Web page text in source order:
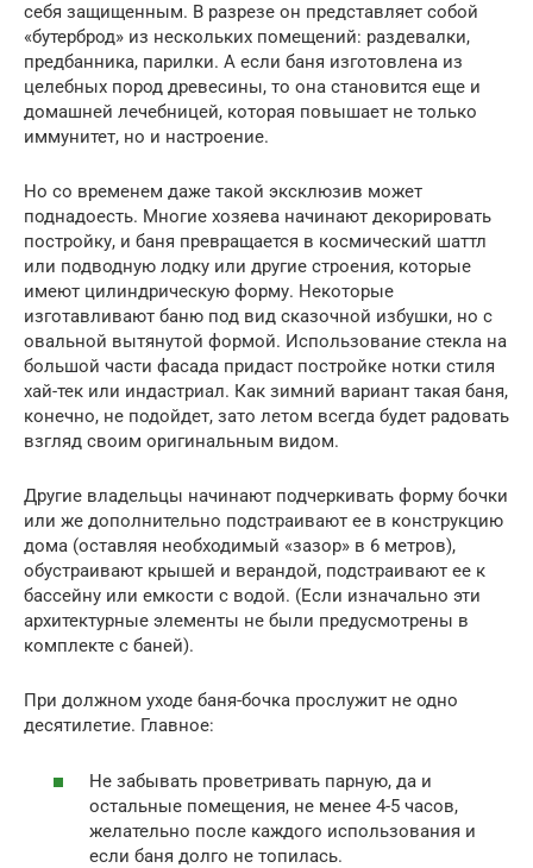
себя защищенным. В разрезе он представляет собой
«бутерброд» из нескольких помещений: раздевалки,
предбанника, парилки. А если баня изготовлена из
целебных пород древесины, то она становится еще и
домашней лечебницей, которая повышает не только
иммунитет, но и настроение.
Но со временем даже такой эксклюзив может
поднадоесть. Многие хозяева начинают декорировать
постройку, и баня превращается в космический шаттл
или подводную лодку или другие строения, которые
имеют цилиндрическую форму. Некоторые
изготавливают баню под вид сказочной избушки, но с
овальной вытянутой формой. Использование стекла на
большой части фасада придаст постройке нотки стиля
хай-тек или индастриал. Как зимний вариант такая баня,
конечно, не подойдет, зато летом всегда будет радовать
взгляд своим оригинальным видом.
Другие владельцы начинают подчеркивать форму бочки
или же дополнительно подстраивают ее в конструкцию
дома (оставляя необходимый «зазор» в 6 метров),
обустраивают крышей и верандой, подстраивают ее к
бассейну или емкости с водой. (Если изначально эти
архитектурные элементы не были предусмотрены в
комплекте с баней).
При должном уходе баня-бочка прослужит не одно
десятилетие. Главное:
Не забывать проветривать парную, да и
остальные помещения, не менее 4-5 часов,
желательно после каждого использования и
если баня долго не топилась.